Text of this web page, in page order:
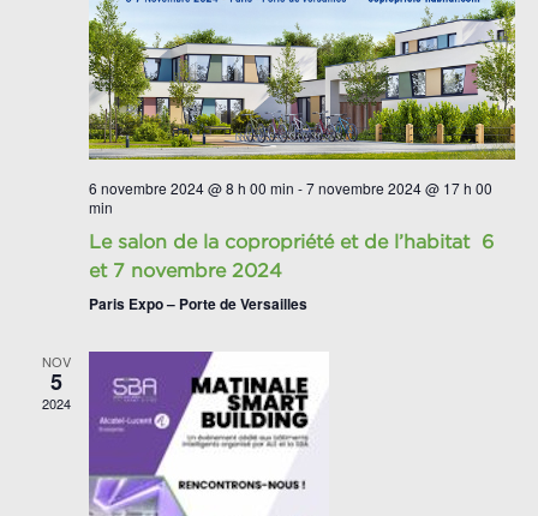
6 novembre 2024 @ 8 h 00 min -7 novembre 2024 @ 17 h 00
min
Le salon de la copropriété et de l’habitat 6
et 7 novembre 2024
Paris Expo – Porte de Versailles
NOV
5
2024